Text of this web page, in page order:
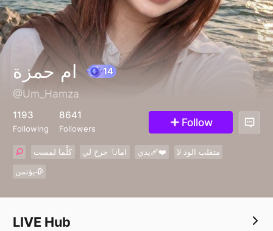
ام حمزة
@Um_Hamza
1193
Following
8641
Followers Follow
كلَّما لمست امانٱ جرحَ لي يدي❤️‍🩹
متقلب الود لا
يؤتمن🥀
LIVE Hub